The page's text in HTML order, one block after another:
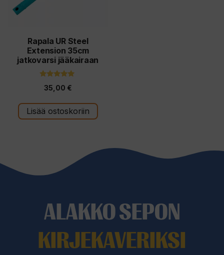
Rapala UR Steel
Extension 35cm
jatkovarsi jääkairaan
5:stä
35,00 €
Lisää ostoskoriin
ALAKKO SEPON
KIRJEKAVERIKSI